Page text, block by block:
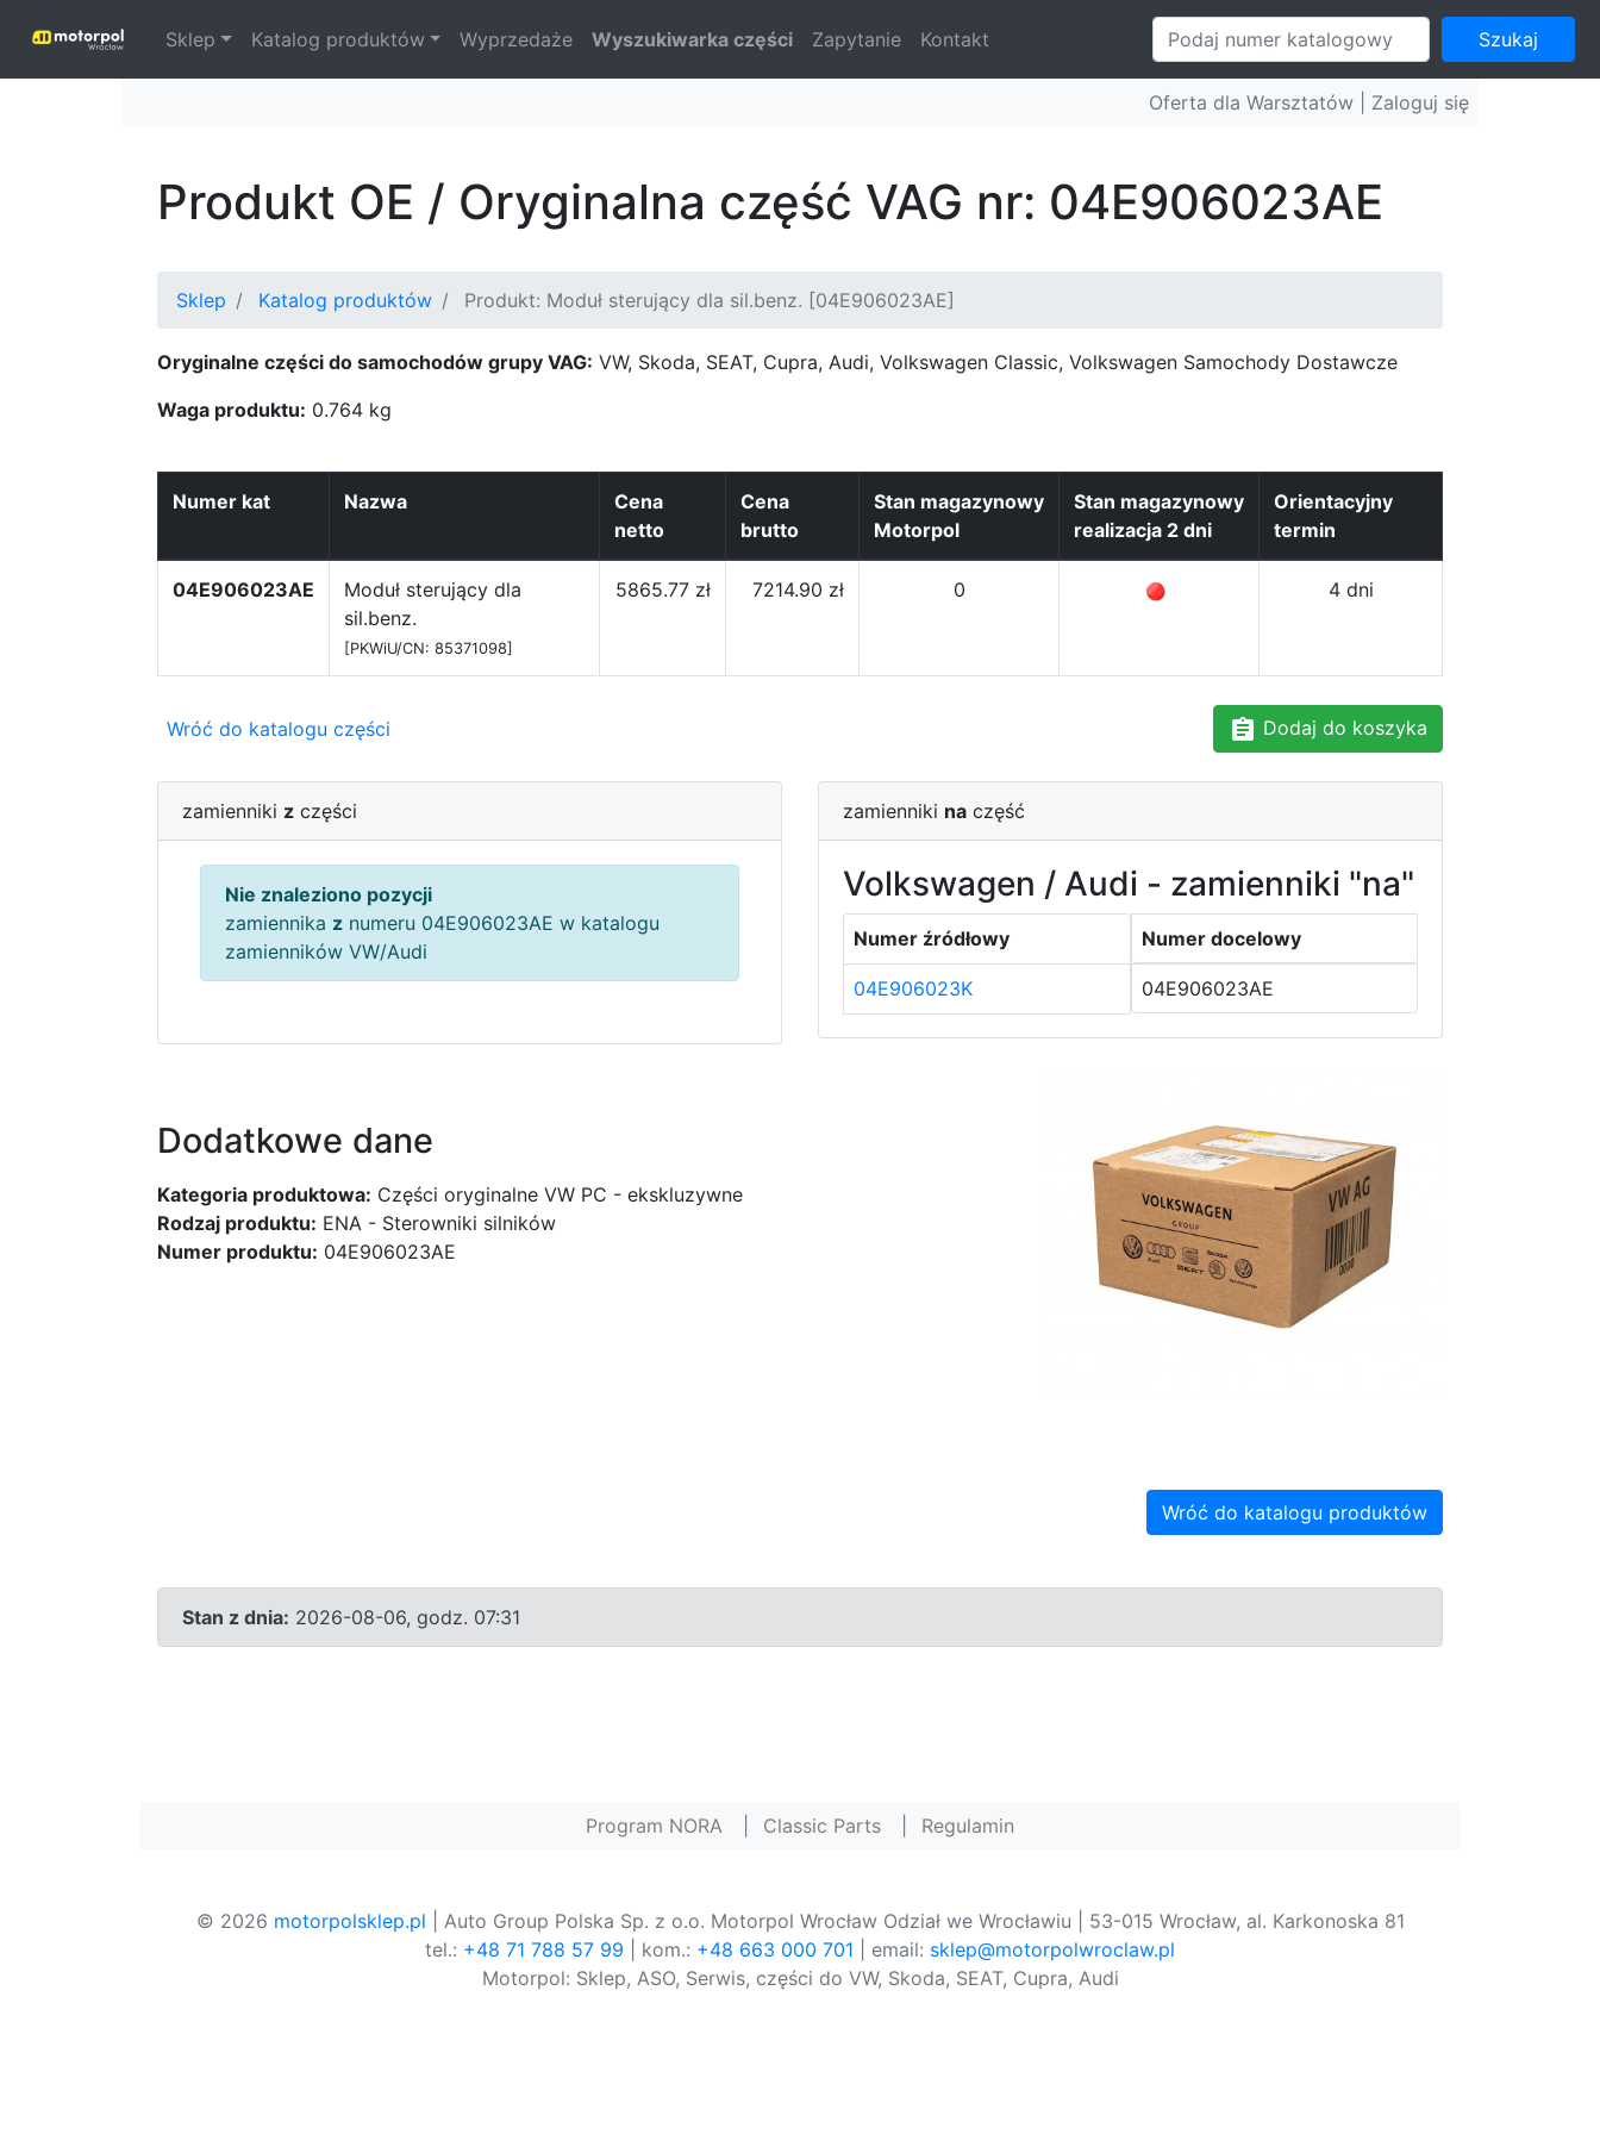
Sklep Katalog produktów Wyprzedaże Wyszukiwarka części Zapytanie Kontakt Szukaj
Oferta dla Warsztatów | Zaloguj się
Produkt OE / Oryginalna część VAG nr: 04E906023AE
Sklep Katalog produktów Produkt: Moduł sterujący dla sil.benz. [04E906023AE]
Oryginalne części do samochodów grupy VAG: VW, Skoda, SEAT, Cupra, Audi, Volkswagen Classic, Volkswagen Samochody Dostawcze
Waga produktu: 0.764 kg
Numer kat Nazwa
Cena
netto
Cena
brutto
Stan magazynowy
Motorpol
Stan magazynowy
realizacja 2 dni
Orientacyjny
termin
04E906023AE
Moduł sterujący dla
sil.benz.
[PKWiU/CN: 85371098]
5865.77 zł 7214.90 zł 0 4 dni
Wróć do katalogu części Dodaj do koszyka
zamienniki z części
Nie znaleziono pozycji
zamiennika z numeru 04E906023AE w katalogu
zamienników VW/Audi
zamienniki na część
Volkswagen / Audi - zamienniki "na"
Numer źródłowy Numer docelowy
04E906023K 04E906023AE
Dodatkowe dane
Kategoria produktowa: Części oryginalne VW PC - ekskluzywne
Rodzaj produktu: ENA - Sterowniki silników
Numer produktu: 04E906023AE
Wróć do katalogu produktów
Stan z dnia: 2026-08-06, godz. 07:31
Program NORA Classic Parts Regulamin
© 2026 motorpolsklep.pl | Auto Group Polska Sp. z o.o. Motorpol Wrocław Odział we Wrocławiu | 53-015 Wrocław, al. Karkonoska 81
tel.: +48 71 788 57 99 | kom.: +48 663 000 701 | email: sklep@motorpolwroclaw.pl
Motorpol: Sklep, ASO, Serwis, części do VW, Skoda, SEAT, Cupra, Audi